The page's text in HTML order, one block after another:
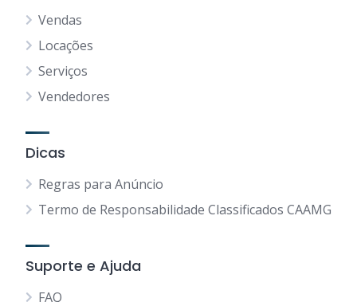
Vendas
Locações
Serviços
Vendedores
Dicas
Regras para Anúncio
Termo de Responsabilidade Classificados CAAMG
Suporte e Ajuda
FAQ